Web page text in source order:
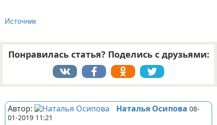
Источник
Понравилась статья? Поделись с друзьями:
Автор: Наталья Осипова 08-
01-2019 11:21